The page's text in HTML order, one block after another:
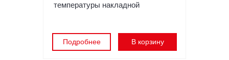
температуры накладной
Подробнее В корзину